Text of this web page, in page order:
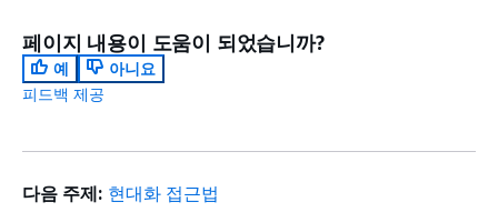
페이지 내용이 도움이 되었습니까?
예
아니요
피드백 제공
다음 주제: 현대화 접근법